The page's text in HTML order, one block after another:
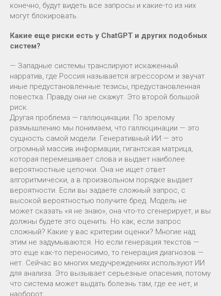
конечно, будут видеть все запросы и какие-то из них
могут блокировать.
Какие еще риски есть у ChatGPT и других подобных
систем?
— Западные системы транслируют искаженный
нарратив, где Россия называется агрессором и звучат
иные предустановленные тезисы, предустановленная
повестка. Правду они не скажут. Это второй большой
риск.
Другая проблема — галлюцинации. По зрелому
размышлению мы понимаем, что галлюцинации — это
сущность самой модели. Генеративный ИИ — это
огромный массив информации, гигантская матрица,
которая перемешивает слова и выдает наиболее
вероятностные цепочки. Она не ищет ответ
алгоритмически, а в произвольном порядке выдает
вероятности. Если вы задаете сложный запрос, с
высокой вероятностью получите бред. Модель не
может сказать «я не знаю», она что-то сгенерирует, и вы
должны будете это оценить. Но как, если запрос
сложный? Какие у вас критерии оценки? Многие над
этим не задумываются. Но если генерация текстов —
это еще как-то переносимо, то генерация диагнозов —
нет. Сейчас во многих медучреждениях используют ИИ
для анализа. Это вызывает серьезные опасения, потому
что система может выдать болезнь там, где ее нет, и
наоборот.